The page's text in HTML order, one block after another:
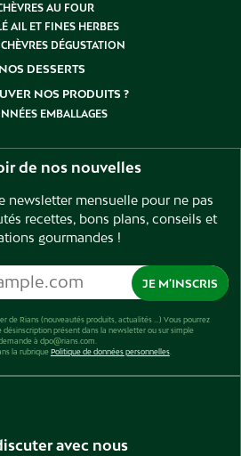
AU FOUR
AIL ET FINES HERBES
DÉGUSTATION
NOS DESSERTS
NOS PRODUITS ?
EMBALLAGES
de nos nouvelles
newsletter mensuelle pour ne pas
recettes, bons plans, conseils et
gourmandes !
de Rians (nouveautés produits, actualités …) Vous pourrez
désinscription présent dans la newsletter ou sur simple
à dpo@rians.com.
la rubrique Politique de données personnelles.
avec nous